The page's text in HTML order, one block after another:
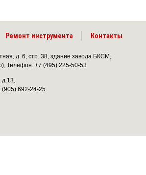
Ремонт инструмента Контакты
д. 6, стр. 38, здание завода БКСМ,
Телефон: +7 (495) 225-50-53
д.13,
692-24-25